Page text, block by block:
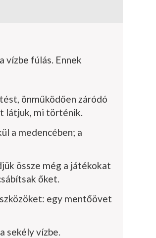
vízbe fú­lás. Ennek
önműködően záródó
látjuk, mi történik.
a medencé­ben; a
össze még a játékokat
őket.
egy mentőövet
sekély vízbe.